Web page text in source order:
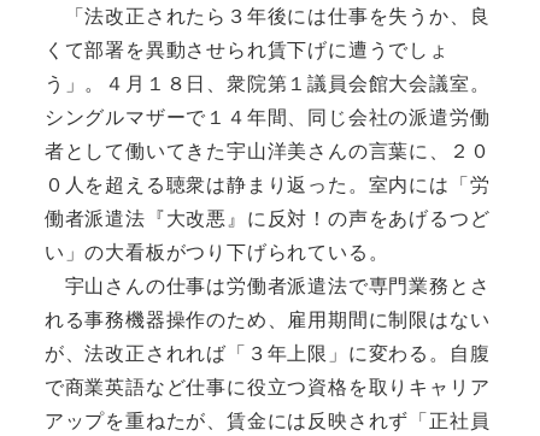
「法改正されたら３年後には仕事を失うか、良
くて部署を異動させられ賃下げに遭うでしょ
う」。４月１８日、衆院第１議員会館大会議室。
シングルマザーで１４年間、同じ会社の派遣労働
者として働いてきた宇山洋美さんの言葉に、２０
０人を超える聴衆は静まり返った。室内には「労
働者派遣法『大改悪』に反対！の声をあげるつど
い」の大看板がつり下げられている。
宇山さんの仕事は労働者派遣法で専門業務とさ
れる事務機器操作のため、雇用期間に制限はない
が、法改正されれば「３年上限」に変わる。自腹
で商業英語など仕事に役立つ資格を取りキャリア
アップを重ねたが、賃金には反映されず「正社員